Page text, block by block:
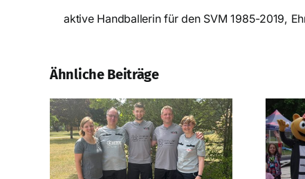
aktive Handballerin für den SVM 1985-2019,
Ähnliche Beiträge
Erfolgreiches